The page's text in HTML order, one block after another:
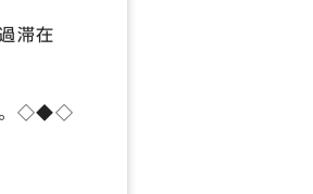
滞在
。◇◆◇